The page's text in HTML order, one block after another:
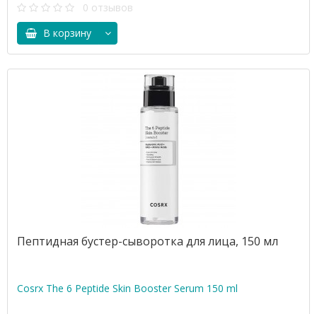
0 отзывов
В корзину
Пептидная бустер-сыворотка для лица, 150 мл
Cosrx The 6 Peptide Skin Booster Serum 150 ml